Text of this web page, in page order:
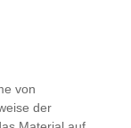
von
der